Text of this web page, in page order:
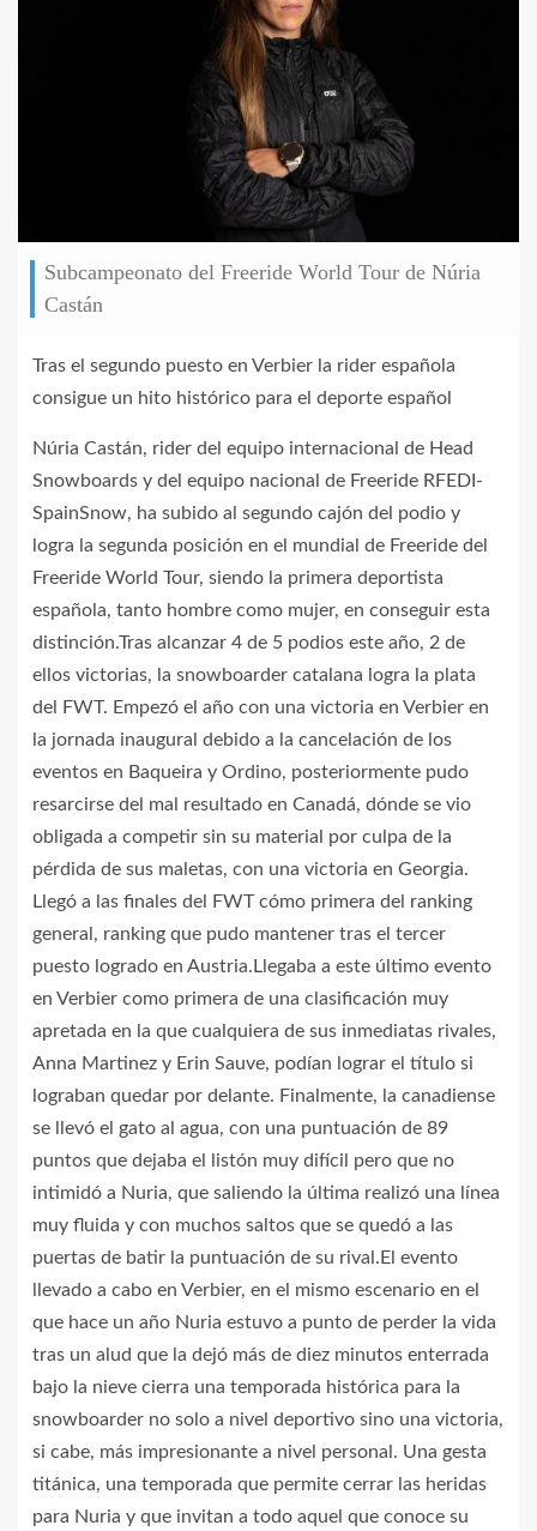
Subcampeonato del Freeride World Tour de Núria
Castán
Tras el segundo puesto en Verbier la rider española
consigue un hito histórico para el deporte español
Núria Castán, rider del equipo internacional de Head
Snowboards y del equipo nacional de Freeride RFEDI-
SpainSnow, ha subido al segundo cajón del podio y
logra la segunda posición en el mundial de Freeride del
Freeride World Tour, siendo la primera deportista
española, tanto hombre como mujer, en conseguir esta
distinción.Tras alcanzar 4 de 5 podios este año, 2 de
ellos victorias, la snowboarder catalana logra la plata
del FWT. Empezó el año con una victoria en Verbier en
la jornada inaugural debido a la cancelación de los
eventos en Baqueira y Ordino, posteriormente pudo
resarcirse del mal resultado en Canadá, dónde se vio
obligada a competir sin su material por culpa de la
pérdida de sus maletas, con una victoria en Georgia.
Llegó a las finales del FWT cómo primera del ranking
general, ranking que pudo mantener tras el tercer
puesto logrado en Austria.Llegaba a este último evento
en Verbier como primera de una clasificación muy
apretada en la que cualquiera de sus inmediatas rivales,
Anna Martinez y Erin Sauve, podían lograr el título si
lograban quedar por delante. Finalmente, la canadiense
se llevó el gato al agua, con una puntuación de 89
puntos que dejaba el listón muy difícil pero que no
intimidó a Nuria, que saliendo la última realizó una línea
muy fluida y con muchos saltos que se quedó a las
puertas de batir la puntuación de su rival.El evento
llevado a cabo en Verbier, en el mismo escenario en el
que hace un año Nuria estuvo a punto de perder la vida
tras un alud que la dejó más de diez minutos enterrada
bajo la nieve cierra una temporada histórica para la
snowboarder no solo a nivel deportivo sino una victoria,
si cabe, más impresionante a nivel personal. Una gesta
titánica, una temporada que permite cerrar las heridas
para Nuria y que invitan a todo aquel que conoce su